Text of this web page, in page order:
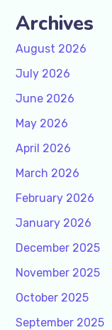
Archives
August 2026
July 2026
June 2026
May 2026
April 2026
March 2026
February 2026
January 2026
December 2025
November 2025
October 2025
September 2025